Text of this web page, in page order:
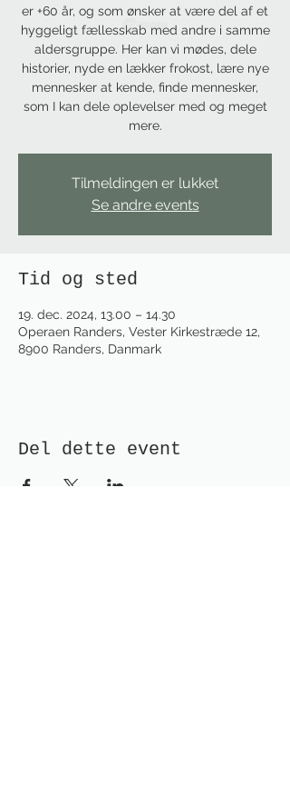
er +60 år, og som ønsker at være del af et
hyggeligt fællesskab med andre i samme
aldersgruppe. Her kan vi mødes, dele
historier, nyde en lækker frokost, lære nye
mennesker at kende, finde mennesker,
som I kan dele oplevelser med og meget
mere.
Tilmeldingen er lukket
Se andre events
Tid og sted
19. dec. 2024, 13.00 – 14.30
Operaen Randers, Vester Kirkestræde 12,
8900 Randers, Danmark
Del dette event